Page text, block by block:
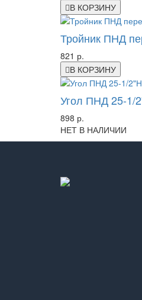
В КОРЗИНУ
Тройник ПНД
821 р.
В КОРЗИНУ
Угол ПНД 25-1/
898 р.
НЕТ В НАЛИЧИИ